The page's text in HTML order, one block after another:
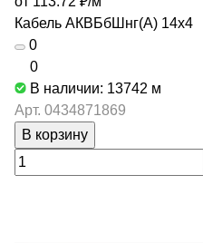
Кабель АКВБбШнг(А) 14х4
0
0
В наличии: 13742 м
Арт. 0434871869
В корзину